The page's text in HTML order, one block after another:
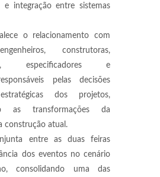
e integração entre sistemas
o relacionamento com
construtoras,
especificadores e
pelas decisões
dos projetos,
as transformações da
construção atual.
entre as duas feiras
dos eventos no cenário
consolidando uma das